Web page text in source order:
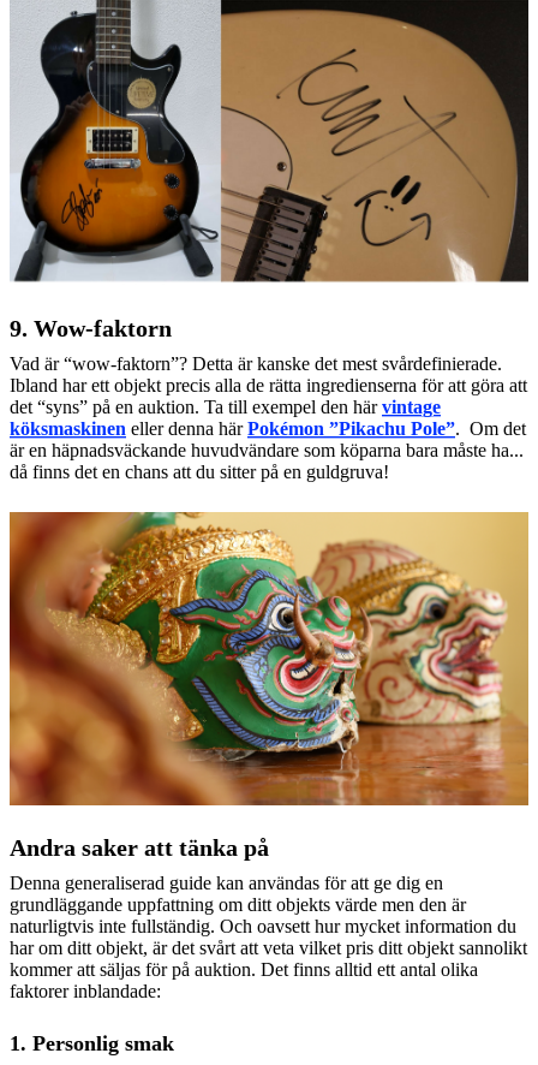
9. Wow-faktorn
Vad är “wow-faktorn”? Detta är kanske det mest svårdefinierade.
Ibland har ett objekt precis alla de rätta ingredienserna för att göra att
det “syns” på en auktion. Ta till exempel den härvintage
köksmaskinen eller denna härPokémon ”Pikachu Pole”. Om det
är en häpnadsväckande huvudvändare som köparna bara måste ha...
då finns det en chans att du sitter på en guldgruva!
Andra saker att tänka på
Denna generaliserad guide kan användas för att ge dig en
grundläggande uppfattning om ditt objekts värde men den är
naturligtvis inte fullständig. Och oavsett hur mycket information du
har om ditt objekt, är det svårt att veta vilket pris ditt objekt sannolikt
kommer att säljas för på auktion. Det finns alltid ett antal olika
faktorer inblandade:
1. Personlig smak